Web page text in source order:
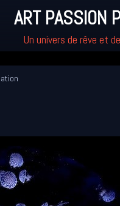
ART PASSION
Un univers de rêve et